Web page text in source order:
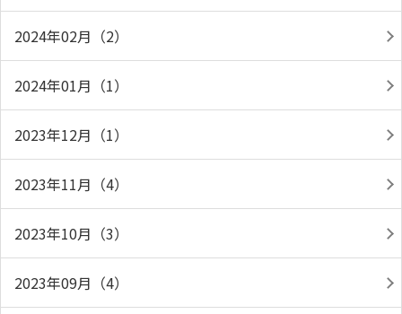
2024年02月（2）
2024年01月（1）
2023年12月（1）
2023年11月（4）
2023年10月（3）
2023年09月（4）